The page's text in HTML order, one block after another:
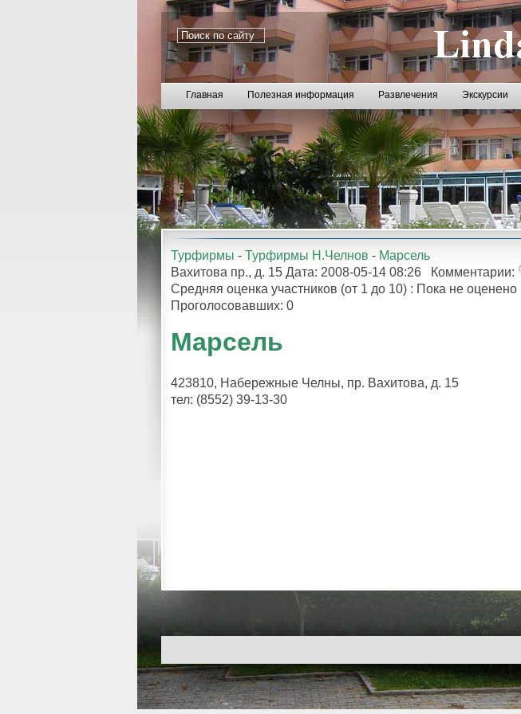
Главная Полезная информация Развлечения Экскурсии
Турфирмы - Турфирмы Н.Челнов - Марсель
Вахитова пр., д. 15 Дата: 2008-05-14 08:26 Комментарии:
Средняя оценка участников (от 1 до 10) : Пока не оценено
Проголосовавших: 0
Марсель
423810, Набережные Челны, пр. Вахитова, д. 15
тел: (8552) 39-13-30